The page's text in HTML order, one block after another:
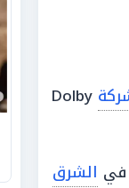
في الشرق